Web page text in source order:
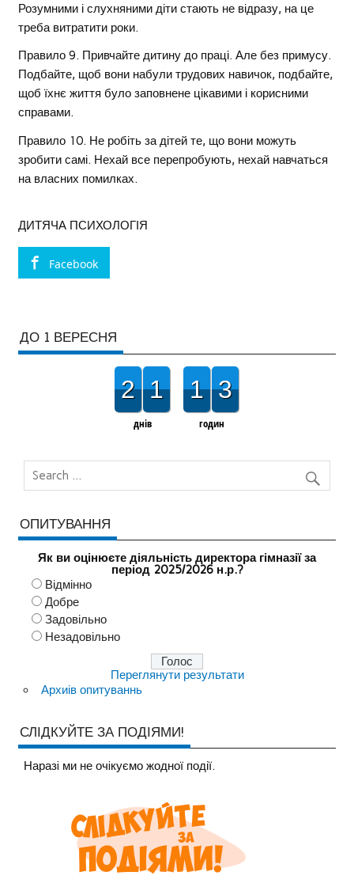
Розумними і слухняними діти стають не відразу, на це
треба витратити роки.
Правило 9. Привчайте дитину до праці. Але без примусу.
Подбайте, щоб вони набули трудових навичок, подбайте,
щоб їхнє життя було заповнене цікавими і корисними
справами.
Правило 10. Не робіть за дітей те, що вони можуть
зробити самі. Нехай все перепробують, нехай навчаться
на власних помилках.
ДИТЯЧА ПСИХОЛОГІЯ
Facebook
ДО 1 ВЕРЕСНЯ
2 1
днів
1 3
годин
ОПИТУВАННЯ
Як ви оцінюєте діяльність директора гімназії за
період 2025/2026 н.р.?
Відмінно
Добре
Задовільно
Незадовільно
Переглянути результати
Архиів опитуваннь
СЛІДКУЙТЕ ЗА ПОДІЯМИ!
Наразi ми не очiкуємо жодної події.